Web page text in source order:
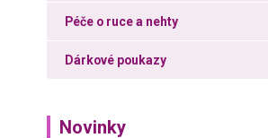
Péče o ruce a nehty
Dárkové poukazy
Novinky